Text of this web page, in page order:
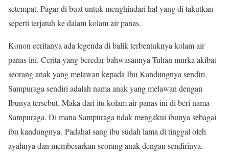
setempat. Pagar di buat untuk menghindari hal yang di takutkan
seperti terjatuh ke dalam kolam air panas.
Konon ceritanya ada legenda di balik terbentuknya kolam air
panas ini. Cerita yang beredar bahwasannya Tuhan murka akibat
seorang anak yang melawan kepada Ibu Kandungnya sendiri.
Sampuraga sendiri adalah nama anak yang melawan dengan
Ibunya tersebut. Maka dari itu kolam air panas ini di beri nama
Sampuraga. Di mana Sampuraga tidak mengakui ibunya sebagai
ibu kandungnya. Padahal sang ibu sudah lama di tinggal oleh
ayahnya dan membesarkan seorang anak dengan sendirinya.